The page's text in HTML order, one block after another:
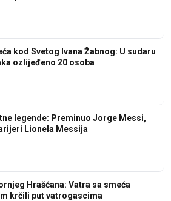
kod Svetog Ivana Žabnog: U sudaru
ozlijeđeno 20 osoba
legende: Preminuo Jorge Messi,
Lionela Messija
Hrašćana: Vatra sa smeća
krčili put vatrogascima